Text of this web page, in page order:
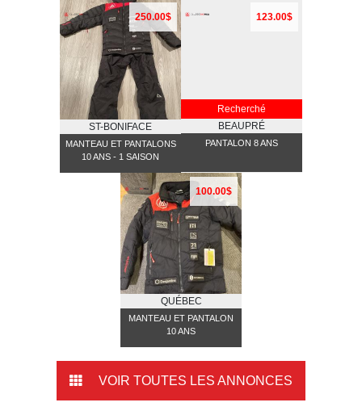
250.00$
ST-BONIFACE
MANTEAU ET PANTALONS
10 ANS - 1 SAISON
123.00$
Recherché
BEAUPRÉ
PANTALON 8 ANS
100.00$
QUÉBEC
MANTEAU ET PANTALON
10 ANS
VOIR TOUTES LES ANNONCES